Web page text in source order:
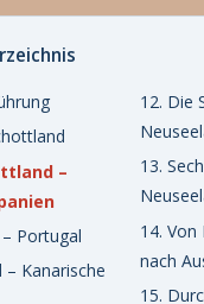
–
Portugal
– Kanarische
12. Die
13.
14. Von
nach
15.